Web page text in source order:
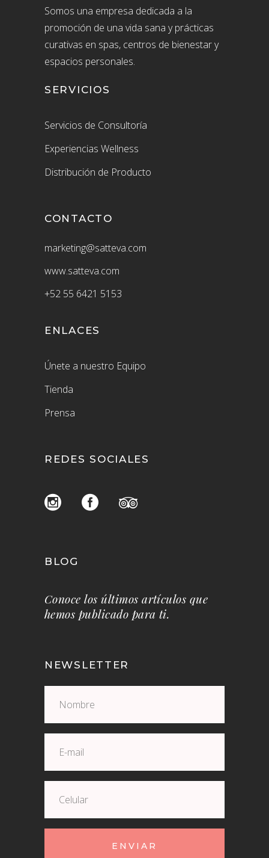
Somos una empresa dedicada a la
promoción de una vida sana y prácticas
curativas en spas, centros de bienestar y
espacios personales.
SERVICIOS
Servicios de Consultoría
Experiencias Wellness
Distribución de Producto
CONTACTO
marketing@satteva.com
www.satteva.com
+52 55 6421 5153
ENLACES
Únete a nuestro Equipo
Tienda
Prensa
REDES SOCIALES
BLOG
Conoce los últimos artículos que
hemos publicado para ti.
NEWSLETTER
ENVIAR